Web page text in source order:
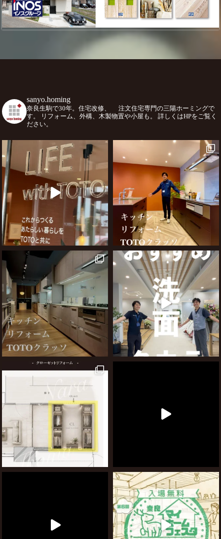
sanyo.homing
奈良生駒で30年。住宅改修、
注文住宅専門の三陽ホーミングで
す。
リフォーム、外構、木製物置や小屋も。
詳しくはHPをご覧く
ださい。